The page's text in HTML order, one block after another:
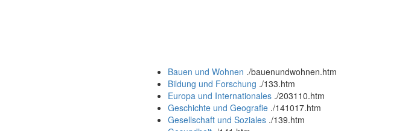
Bauen und Wohnen ./bauenundwohnen.htm
Bildung und Forschung ./133.htm
Europa und Internationales ./203110.htm
Geschichte und Geografie ./141017.htm
Gesellschaft und Soziales ./139.htm